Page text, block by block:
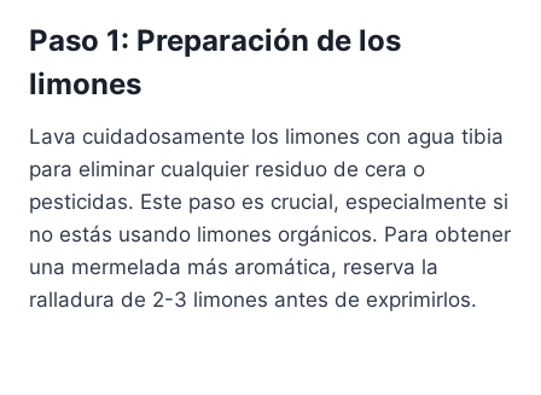
Paso 1: Preparación de los
limones
Lava cuidadosamente los limones con agua tibia
para eliminar cualquier residuo de cera o
pesticidas. Este paso es crucial, especialmente si
no estás usando limones orgánicos. Para obtener
una mermelada más aromática, reserva la
ralladura de 2-3 limones antes de exprimirlos.